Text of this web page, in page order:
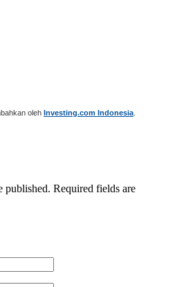
oleh Investing.com Indonesia
published. Required fields are